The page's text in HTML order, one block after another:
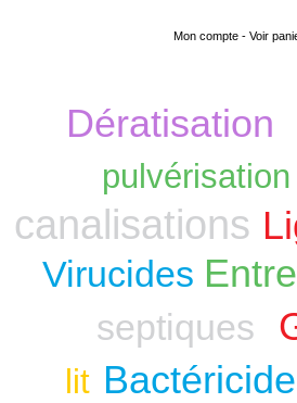
Mon compte- Voir
Dératisation
pulvérisation
canalisations
Virucides
septiques
lit